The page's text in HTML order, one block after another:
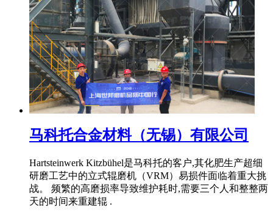
马科托合金材料（无锡）有限公司
Hartsteinwerk Kitzbühel是马科托的客户,其化肥生产超细
研磨工艺中的立式辊磨机（VRM）易损件面临着重大挑
战。 频繁的高磨损率导致维护耗时,需要三个人和整整两
天的时间来重建辊 .